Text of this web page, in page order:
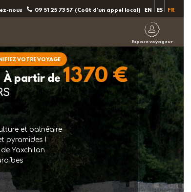
nous 09 51 25 73 57 (Coût d'un appel local) EN ES FR
VOTRE VOYAGE
Espace voyageur
À partir de 1370 €
et balnéaire
pyramides !
Yaxchilan